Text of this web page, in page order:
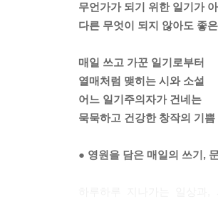
무언가가 되기 위한 일기가
다른 무엇이 되지 않아도 좋
매일 쓰고 가꾼 일기로부터
열매처럼 맺히는 시와 소설
어느 일기주의자가 건네는
묵묵하고 건강한 창작의 기쁨
● 영원을 담은 매일의 쓰기,